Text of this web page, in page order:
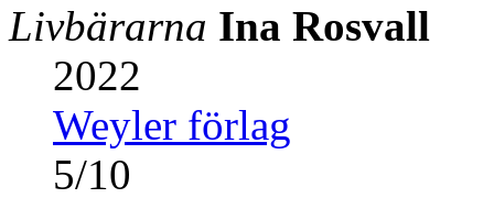
Livbärarna Ina Rosvall
2022
Weyler förlag
5/10